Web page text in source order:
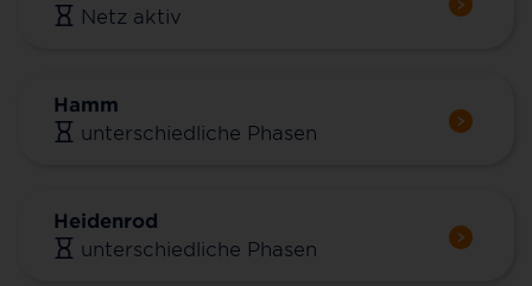
Netz aktiv
Hamm
unterschiedliche Phasen
Heidenrod
unterschiedliche Phasen